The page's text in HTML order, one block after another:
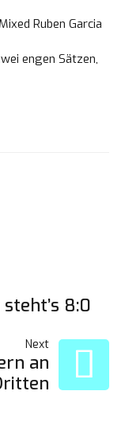
Ruben Garcia
engen Sätzen,
8:0
Next
an